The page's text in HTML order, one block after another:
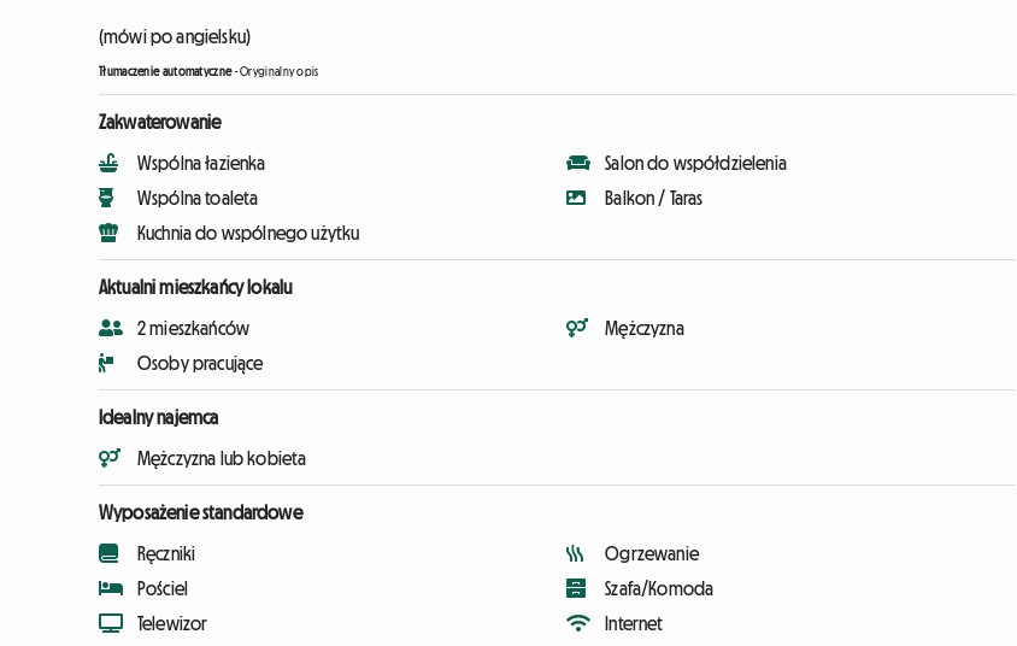
(mówi po angielsku)
Tłumaczenie automatyczne-Oryginalny opis
Zakwaterowanie
Wspólna łazienka
Wspólna toaleta
Kuchnia do wspólnego użytku
Salon do współdzielenia
Balkon / Taras
Aktualni mieszkańcy lokalu
2 mieszkańców
Osoby pracujące
Mężczyzna
Idealny najemca
Mężczyzna lub kobieta
Wyposażenie standardowe
Ręczniki
Pościel
Telewizor
Ogrzewanie
Szafa/Komoda
Internet